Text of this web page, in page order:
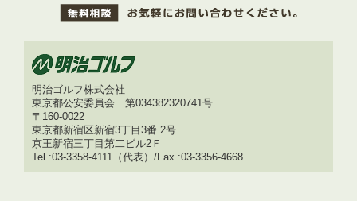
明治ゴルフ株式会社
東京都公安委員会 第034382320741号
〒160-0022
東京都新宿区新宿3丁目3番 2号
京王新宿三丁目第二ビル2Ｆ
Tel :03-3358-4111（代表）/Fax :03-3356-4668